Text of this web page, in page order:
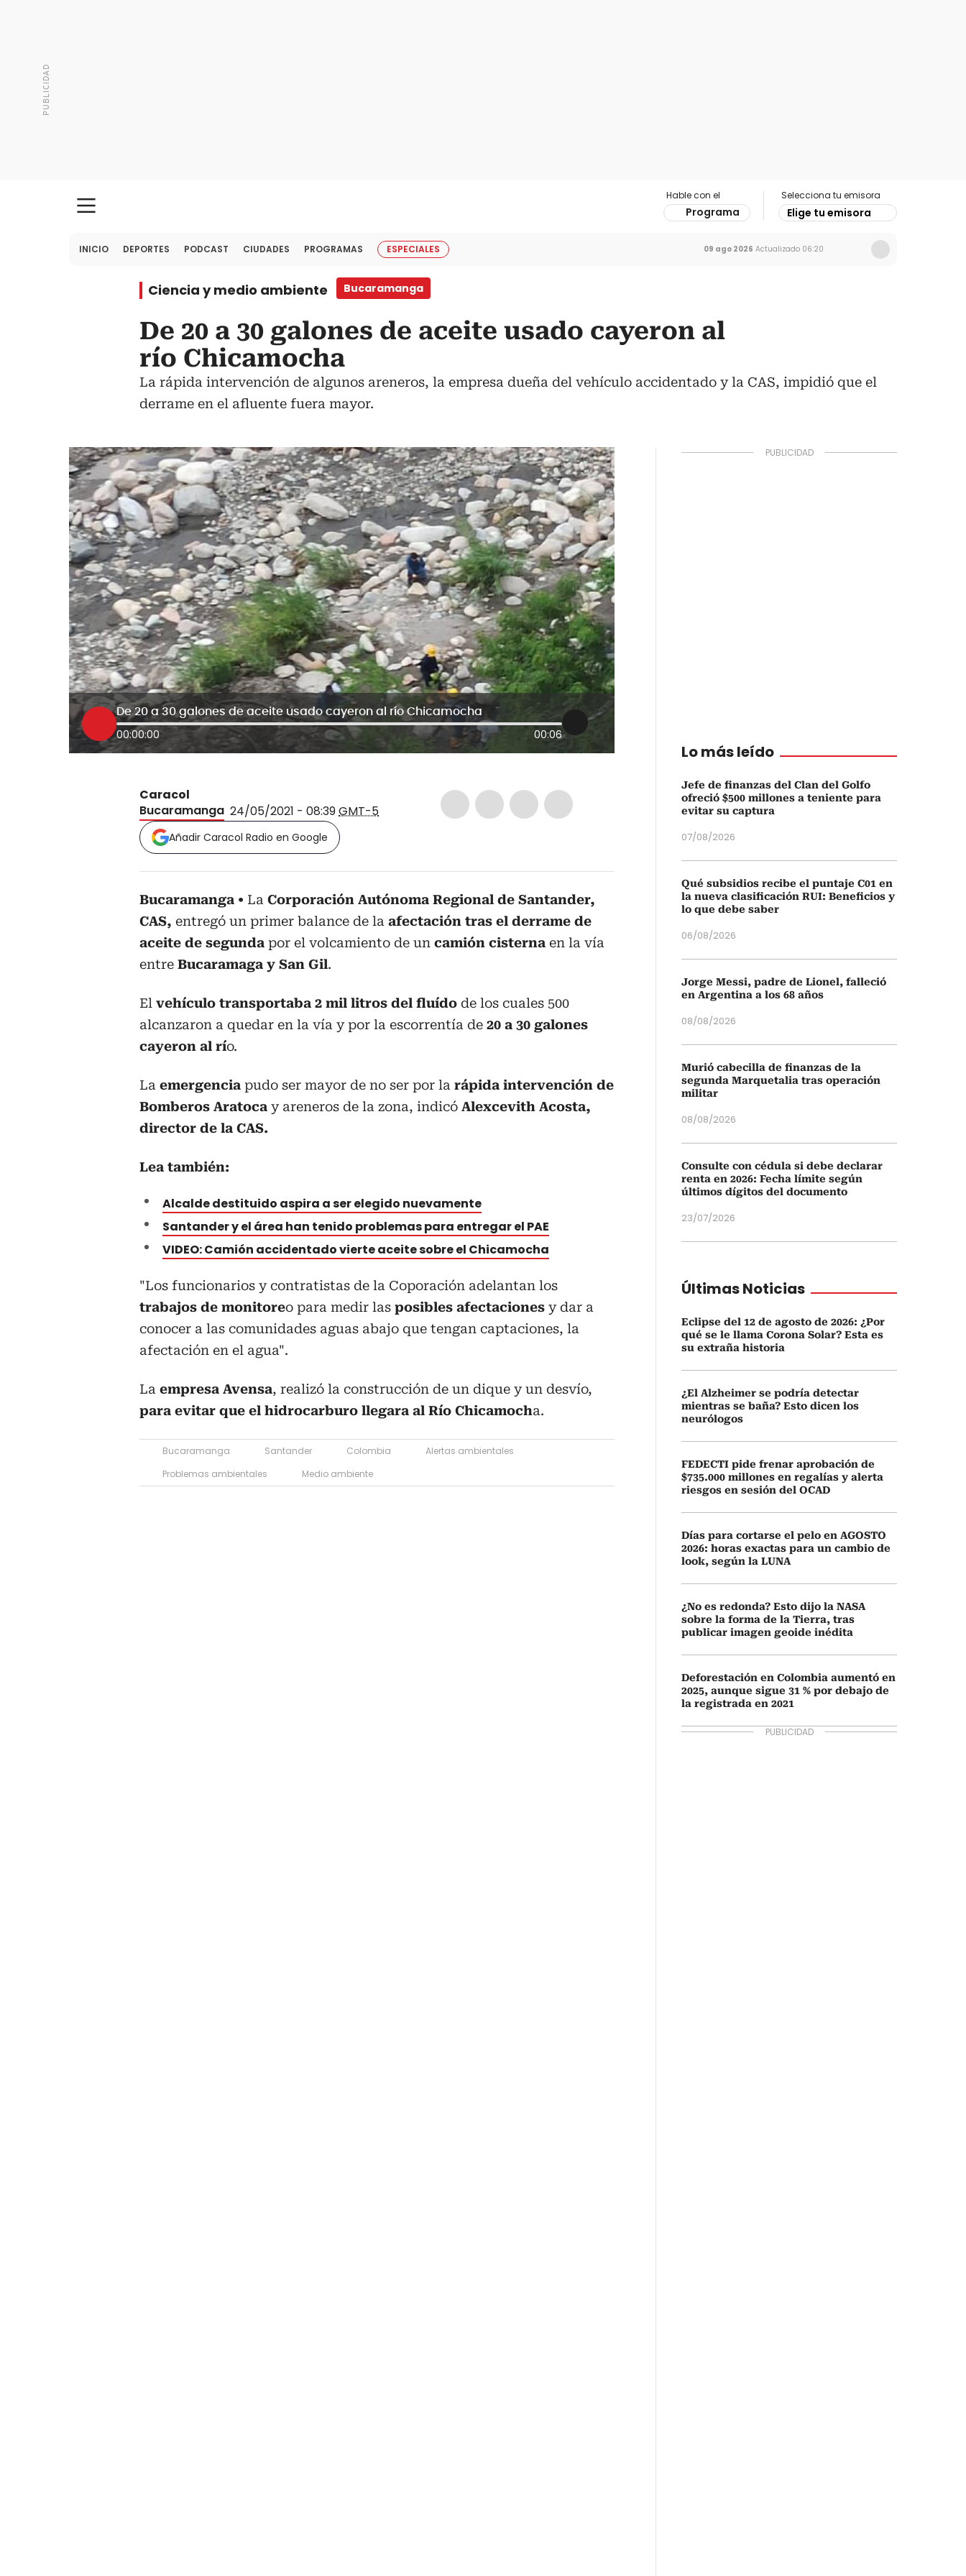
Hable con el
Programa
Selecciona tu emisora
Elige tu emisora
INICIO DEPORTES PODCAST CIUDADES PROGRAMAS ESPECIALES 09 ago 2026 Actualizado 06:20
Ciencia y medio ambiente Bucaramanga
De 20 a 30 galones de aceite usado cayeron al
río Chicamocha
La rápida intervención de algunos areneros, la empresa dueña del vehículo accidentado y la CAS, impidió que el
derrame en el afluente fuera mayor.
De 20 a 30 galones de aceite usado cayeron al río Chicamocha
00:00:00 00:06
Caracol
Bucaramanga 24/05/2021 - 08:39GMT-5
Añadir Caracol Radio en Google
Bucaramanga La Corporación Autónoma Regional de Santander,
CAS, entregó un primer balance de la afectación tras el derrame de
aceite de segunda por el volcamiento de un camión cisterna en la vía
entre Bucaramaga y San Gil.
El vehículo transportaba 2 mil litros del fluído de los cuales 500
alcanzaron a quedar en la vía y por la escorrentía de 20 a 30 galones
cayeron al río.
La emergencia pudo ser mayor de no ser por la rápida intervención de
Bomberos Aratoca y areneros de la zona, indicó Alexcevith Acosta,
director de la CAS.
Lea también:
Alcalde destituido aspira a ser elegido nuevamente
Santander y el área han tenido problemas para entregar el PAE
VIDEO: Camión accidentado vierte aceite sobre el Chicamocha
"Los funcionarios y contratistas de la Coporación adelantan los
trabajos de monitoreo para medir las posibles afectaciones y dar a
conocer a las comunidades aguas abajo que tengan captaciones, la
afectación en el agua".
La empresa Avensa, realizó la construcción de un dique y un desvío,
para evitar que el hidrocarburo llegara al Río Chicamocha.
Bucaramanga Santander Colombia
Alertas ambientales
Problemas ambientales
Medio ambiente
Lo más leído
Jefe de finanzas del Clan del Golfo
ofreció $500 millones a teniente para
evitar su captura
07/08/2026
Qué subsidios recibe el puntaje C01 en
la nueva clasificación RUI: Beneficios y
lo que debe saber
06/08/2026
Jorge Messi, padre de Lionel, falleció
en Argentina a los 68 años
08/08/2026
Murió cabecilla de finanzas de la
segunda Marquetalia tras operación
militar
08/08/2026
Consulte con cédula si debe declarar
renta en 2026: Fecha límite según
últimos dígitos del documento
23/07/2026
Últimas Noticias
Eclipse del 12 de agosto de 2026: ¿Por
qué se le llama Corona Solar? Esta es
su extraña historia
¿El Alzheimer se podría detectar
mientras se baña? Esto dicen los
neurólogos
FEDECTI pide frenar aprobación de
$735.000 millones en regalías y alerta
riesgos en sesión del OCAD
Días para cortarse el pelo en AGOSTO
2026: horas exactas para un cambio de
look, según la LUNA
¿No es redonda? Esto dijo la NASA
sobre la forma de la Tierra, tras
publicar imagen geoide inédita
Deforestación en Colombia aumentó en
2025, aunque sigue 31 % por debajo de
la registrada en 2021